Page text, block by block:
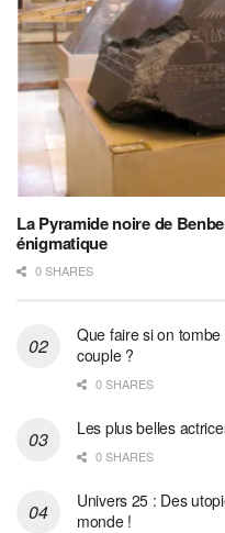
La Pyramide noire de
énigmatique
0 SHARES
Que faire si on
couple ?
0 SHARES
Les plus belles
0 SHARES
Univers 25 : Des
monde !